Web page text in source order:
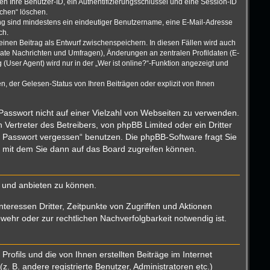
löschen.
sind mindestens ein eindeutiger Benutzername, eine E-Mail-Adresse
Beitrag als Entwurf zwischenspeichern. In diesen Fällen wird auch
Nachrichten und Umfragen), Änderungen an zentralen Profildaten (E-
Agent) wird nur in der „Wer ist online?“-Funktion angezeigt und
der Gelesen-Status von Ihren Beiträgen oder explizit von Ihnen
nicht auf einer Vielzahl von Webseiten zu verwenden.
des Betreibers, von phpBB Limited oder ein Dritter
vergessen“ benutzen. Die phpBB-Software fragt Sie
dem Sie dann auf das Board zugreifen können.
anbieten zu können.
Dritter, Zeitpunkte von Zugriffen und Aktionen
oder zur rechtlichen Nachverfolgbarkeit notwendig ist.
und die von Ihnen erstellten Beiträge im Internet
B. andere registrierte Benutzer, Administratoren etc.)